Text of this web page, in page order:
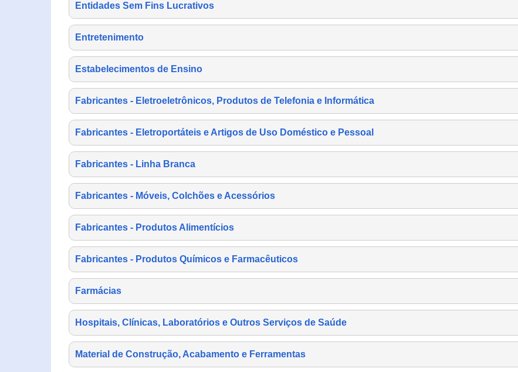
Entidades Sem Fins Lucrativos
Entretenimento
Estabelecimentos de Ensino
Fabricantes - Eletroeletrônicos, Produtos de Telefonia e Informática
Fabricantes - Eletroportáteis e Artigos de Uso Doméstico e Pessoal
Fabricantes - Linha Branca
Fabricantes - Móveis, Colchões e Acessórios
Fabricantes - Produtos Alimentícios
Fabricantes - Produtos Químicos e Farmacêuticos
Farmácias
Hospitais, Clínicas, Laboratórios e Outros Serviços de Saúde
Material de Construção, Acabamento e Ferramentas